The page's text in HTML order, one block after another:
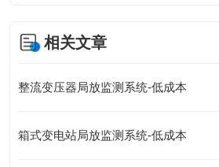
相关文章
整流变压器局放监测系统-低成本
箱式变电站局放监测系统-低成本